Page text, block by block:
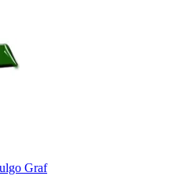
Graf